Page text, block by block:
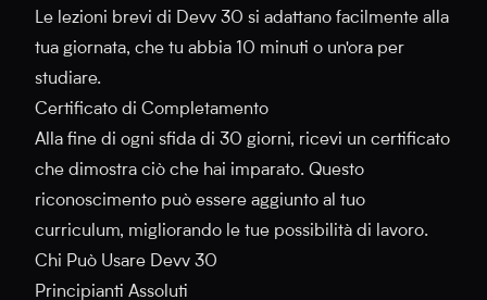
Le lezioni brevi di Devv 30 si adattano facilmente alla
tua giornata, che tu abbia 10 minuti o un'ora per
studiare.
Certificato di Completamento
Alla fine di ogni sfida di 30 giorni, ricevi un certificato
che dimostra ciò che hai imparato. Questo
riconoscimento può essere aggiunto al tuo
curriculum, migliorando le tue possibilità di lavoro.
Chi Può Usare Devv 30
Principianti Assoluti